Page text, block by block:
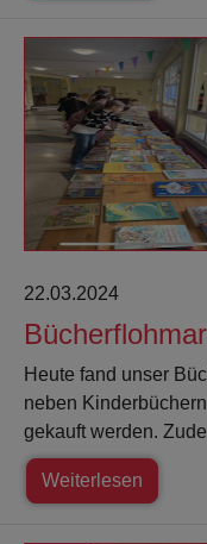
22.03.2024
Heute fand unser
neben
gekauft werden.
Weiterlesen